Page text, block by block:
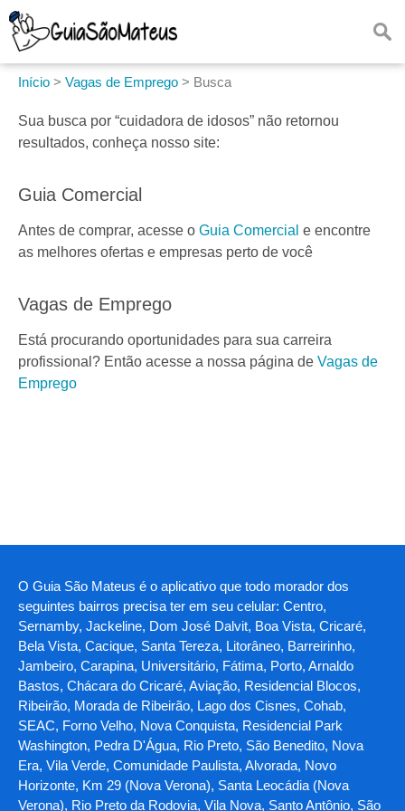
Início > Vagas de Emprego > Busca
Sua busca por “cuidadora de idosos” não retornou
resultados, conheça nosso site:
Guia Comercial
Antes de comprar, acesse o Guia Comercial e encontre
as melhores ofertas e empresas perto de você
Vagas de Emprego
Está procurando oportunidades para sua carreira
profissional? Então acesse a nossa página de Vagas de
Emprego
O Guia São Mateus é o aplicativo que todo morador dos
seguintes bairros precisa ter em seu celular: Centro,
Sernamby, Jackeline, Dom José Dalvit, Boa Vista, Cricaré,
Bela Vista, Cacique, Santa Tereza, Litorâneo, Barreirinho,
Jambeiro, Carapina, Universitário, Fátima, Porto, Arnaldo
Bastos, Chácara do Cricaré, Aviação, Residencial Blocos,
Ribeirão, Morada de Ribeirão, Lago dos Cisnes, Cohab,
SEAC, Forno Velho, Nova Conquista, Residencial Park
Washington, Pedra D'Água, Rio Preto, São Benedito, Nova
Era, Vila Verde, Comunidade Paulista, Alvorada, Novo
Horizonte, Km 29 (Nova Verona), Santa Leocádia (Nova
Verona), Rio Preto da Rodovia, Vila Nova, Santo Antônio, São